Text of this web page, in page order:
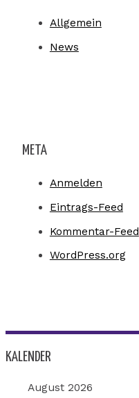
Allgemein
News
META
Anmelden
Eintrags-Feed
Kommentar-Feed
WordPress.org
KALENDER
August 2026